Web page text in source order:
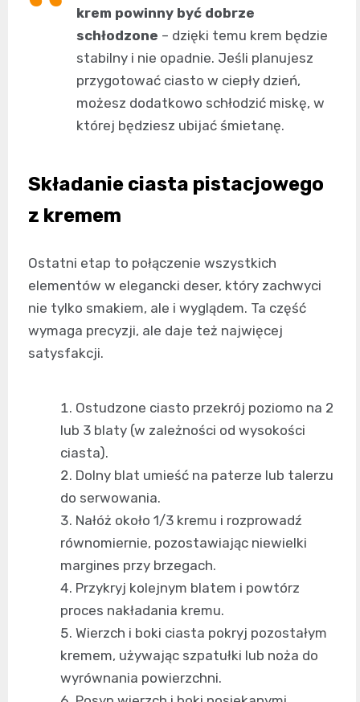
krem powinny być dobrze
schłodzone – dzięki temu krem będzie
stabilny i nie opadnie. Jeśli planujesz
przygotować ciasto w ciepły dzień,
możesz dodatkowo schłodzić miskę, w
której będziesz ubijać śmietanę.
Składanie ciasta pistacjowego
z kremem
Ostatni etap to połączenie wszystkich
elementów w elegancki deser, który zachwyci
nie tylko smakiem, ale i wyglądem. Ta część
wymaga precyzji, ale daje też najwięcej
satysfakcji.
Ostudzone ciasto przekrój poziomo na 2
lub 3 blaty (w zależności od wysokości
ciasta).
Dolny blat umieść na paterze lub talerzu
do serwowania.
Nałóż około 1/3 kremu i rozprowadź
równomiernie, pozostawiając niewielki
margines przy brzegach.
Przykryj kolejnym blatem i powtórz
proces nakładania kremu.
Wierzch i boki ciasta pokryj pozostałym
kremem, używając szpatułki lub noża do
wyrównania powierzchni.